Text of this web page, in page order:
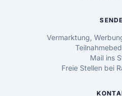
Vermarktung,
Mail ins
Freie Stellen bei